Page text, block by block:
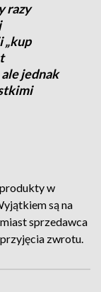
razy
„kup
jednak
w
są na
sprzedawca
zwrotu.